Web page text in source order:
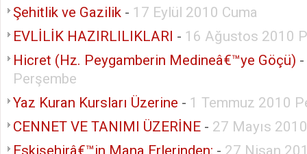
Şehitlik ve Gazilik - 17 Eylül 2010 Cuma
EVLİLİK HAZIRLILIKLARI - 16 Ağustos 2010
Hicret (Hz. Peygamberin Medineâ€™ye Göçü) -
Perşembe
Yaz Kuran Kursları Üzerine - 1 Temmuz 2010
CENNET VE TANIMI ÜZERİNE - 27 Mayıs
Eskişehirâ€™in Mana Erlerinden: - 27 Nisan